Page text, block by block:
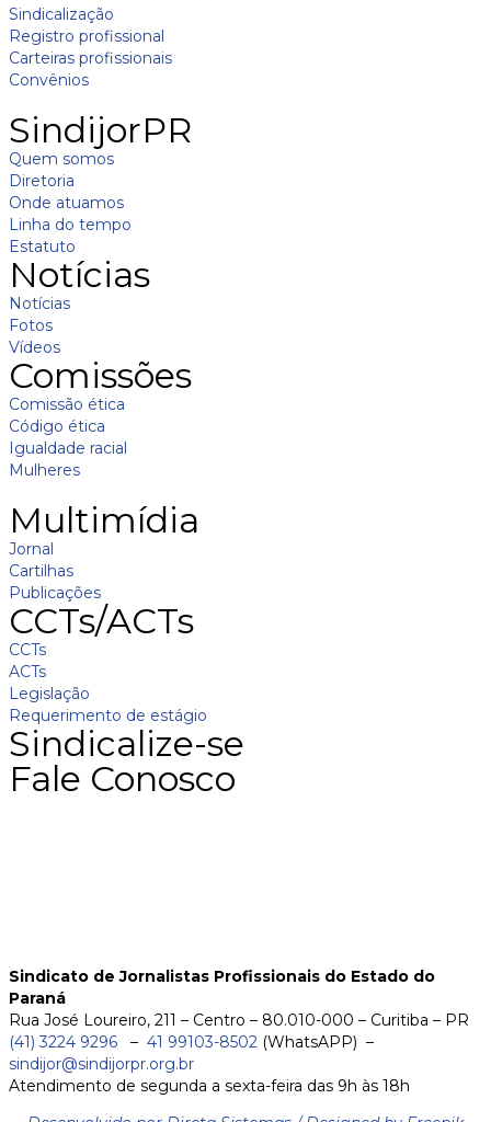
Sindicalização
Registro profissional
Carteiras profissionais
Convênios
SindijorPR
Quem somos
Diretoria
Onde atuamos
Linha do tempo
Estatuto
Notícias
Notícias
Fotos
Vídeos
Comissões
Comissão ética
Código ética
Igualdade racial
Mulheres
Multimídia
Jornal
Cartilhas
Publicações
CCTs/ACTs
CCTs
ACTs
Legislação
Requerimento de estágio
Sindicalize-se
Fale Conosco
Sindicato de Jornalistas Profissionais do Estado do
Paraná
Rua José Loureiro, 211 – Centro – 80.010-000 – Curitiba – PR
(41) 3224 9296
– 41 99103-8502 (WhatsAPP) –
sindijor@sindijorpr.org.br
Atendimento de segunda a sexta-feira das 9h às 18h